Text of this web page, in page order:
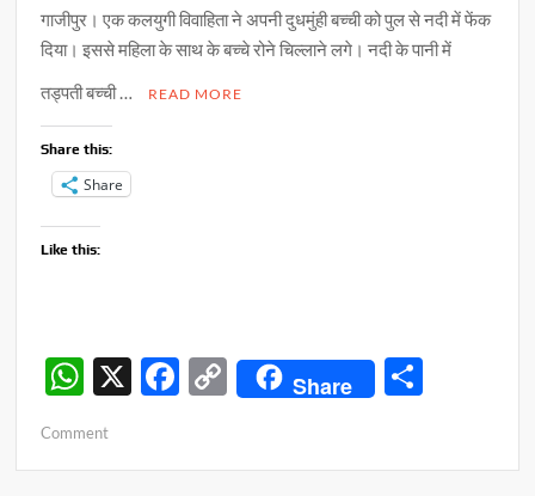
गाजीपुर। एक कलयुगी विवाहिता ने अपनी दुधमुंही बच्ची को पुल से नदी में फेंक
दिया। इससे महिला के साथ के बच्चे रोने चिल्लाने लगे। नदी के पानी में
तड्पती बच्ची …
READ MORE
Share this:
Share
Like this:
W
h
at
X
F
C
Share
Commenton